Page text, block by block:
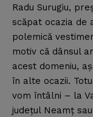
Radu Surugiu,
scăpat ocazia de
polemică
motiv că dânsul
acest domeniu,
în alte ocazii.
vom întâlni – la
judeţul Neamţ